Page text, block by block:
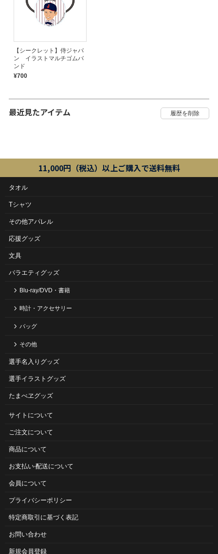
【シークレット】侍ジャパ
ン イラストマルチゴムバ
ンド
¥700
最近見たアイテム
11,000円（税込）以上ご購入で送料無料
タオル
Tシャツ
その他アパレル
応援グッズ
文具
バラエティグッズ
Blu-ray/DVD・書籍
時計・アクセサリー
バッグ
その他
選手名入りグッズ
選手イラストグッズ
たまべヱグッズ
サイトについて
ご注⽂について
商品について
お⽀払い‧配送について
会員について
プライバシーポリシー
特定商取引に基づく表記
お問い合わせ
新規会員登録